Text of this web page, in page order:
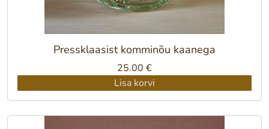
Pressklaasist komminõu kaanega
25.00 €
Lisa korvi